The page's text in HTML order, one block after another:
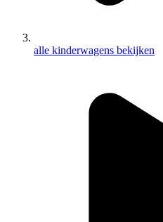
alle kinderwagens bekijken